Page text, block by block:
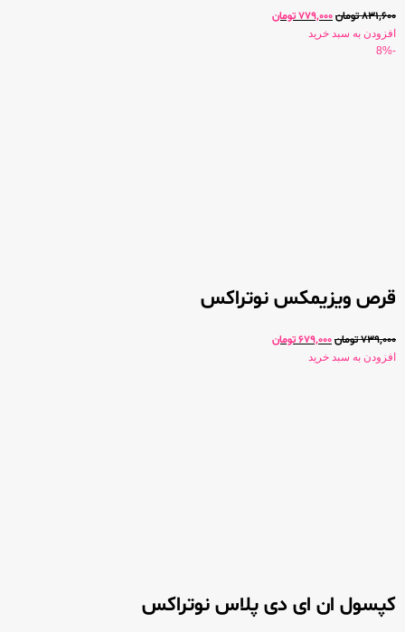
831,600تومان779,000تومان
افزودن به سبد خرید
-8%
قرص ویزیمکس نوتراکس
739,000تومان679,000تومان
افزودن به سبد خرید
کپسول ان ای دی پلاس نوتراکس